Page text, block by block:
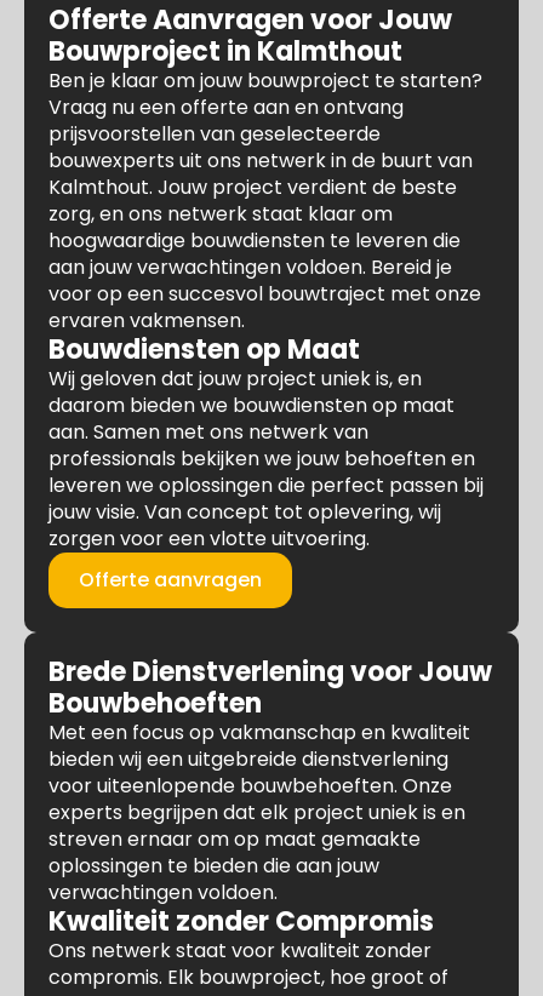
Offerte Aanvragen voor Jouw
Bouwproject in Kalmthout
Ben je klaar om jouw bouwproject te starten?
Vraag nu een offerte aan en ontvang
prijsvoorstellen van geselecteerde
bouwexperts uit ons netwerk in de buurt van
Kalmthout. Jouw project verdient de beste
zorg, en ons netwerk staat klaar om
hoogwaardige bouwdiensten te leveren die
aan jouw verwachtingen voldoen. Bereid je
voor op een succesvol bouwtraject met onze
ervaren vakmensen.
Bouwdiensten op Maat
Wij geloven dat jouw project uniek is, en
daarom bieden we bouwdiensten op maat
aan. Samen met ons netwerk van
professionals bekijken we jouw behoeften en
leveren we oplossingen die perfect passen bij
jouw visie. Van concept tot oplevering, wij
zorgen voor een vlotte uitvoering.
Offerte aanvragen
Brede Dienstverlening voor Jouw
Bouwbehoeften
Met een focus op vakmanschap en kwaliteit
bieden wij een uitgebreide dienstverlening
voor uiteenlopende bouwbehoeften. Onze
experts begrijpen dat elk project uniek is en
streven ernaar om op maat gemaakte
oplossingen te bieden die aan jouw
verwachtingen voldoen.
Kwaliteit zonder Compromis
Ons netwerk staat voor kwaliteit zonder
compromis. Elk bouwproject, hoe groot of